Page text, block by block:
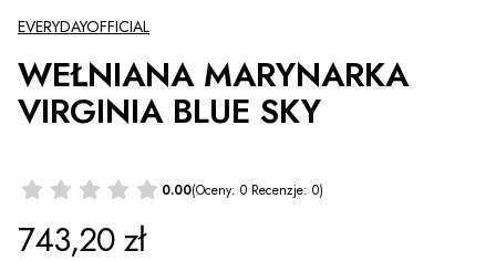
EVERYDAYOFFICIAL
WEŁNIANA MARYNARKA
VIRGINIA BLUE SKY
0.00(Oceny: 0 Recenzje: 0)
743,20 zł